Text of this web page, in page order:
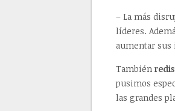
– La más
líderes.
aumentar sus
También
pusimos
las grandes